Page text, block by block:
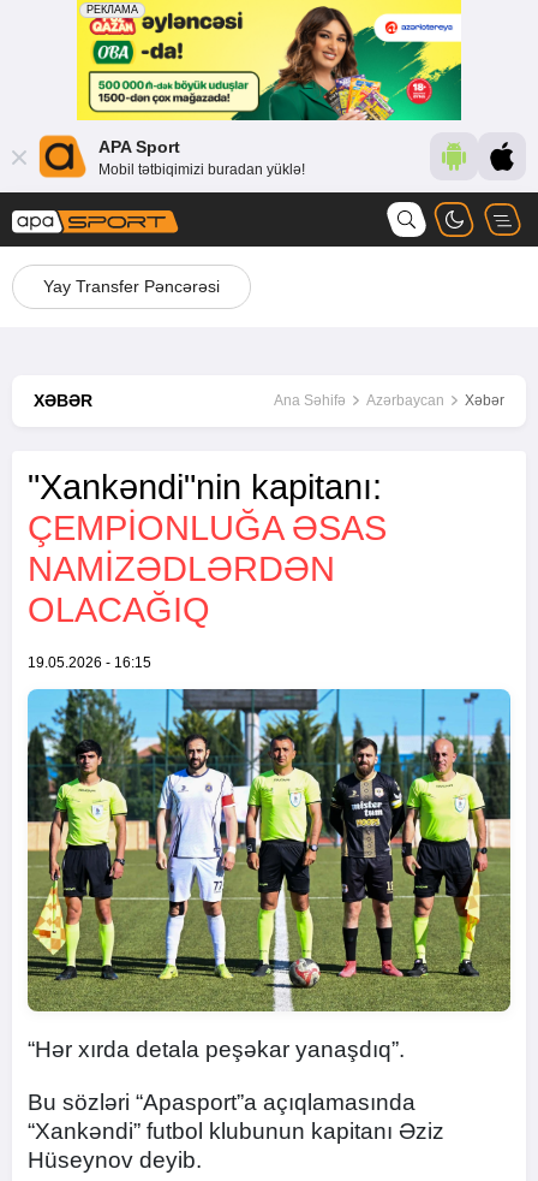
APA Sport
Mobil tətbiqimizi buradan yüklə!
Yay Transfer Pəncərəsi
XƏBƏR Ana Səhifə Azərbaycan Xəbər
"Xankəndi"nin kapitanı:
ÇEMPIONLUĞA ƏSAS
NAMIZƏDLƏRDƏN
OLACAĞIQ
19.05.2026 - 16:15
“Hər xırda detala peşəkar yanaşdıq”.
Bu sözləri “Apasport”a açıqlamasında
“Xankəndi” futbol klubunun kapitanı Əziz
Hüseynov deyib.